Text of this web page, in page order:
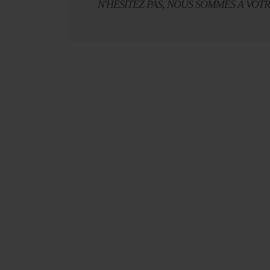
N'HÉSITEZ PAS, NOUS SOMMES À